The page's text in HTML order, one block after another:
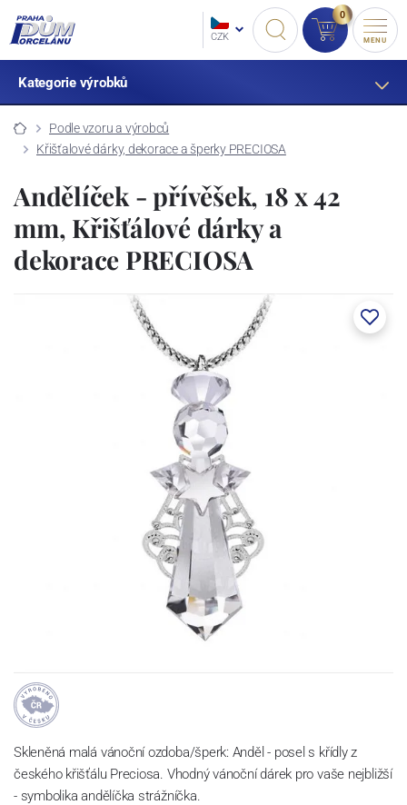
CZK
0
MENU
Kategorie výrobků
Podle vzoru a výrobců
Křišťalové dárky, dekorace a šperky PRECIOSA
Andělíček - přívěšek, 18 x 42
mm, Křišťálové dárky a
dekorace PRECIOSA
Skleněná malá vánoční ozdoba/šperk: Anděl - posel s křídly z
českého křišťálu Preciosa. Vhodný vánoční dárek pro vaše nejbližší
- symbolika andělíčka strážníčka.